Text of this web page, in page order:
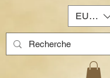
EUR (€)